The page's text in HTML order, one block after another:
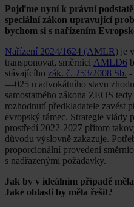
Pojďme nyní k právní
speciální zákon upravující
bychom si s nařízením
Nařízení 2024/1624 (AMLR) je
transponovat, směrnici AMLD6
stávajícího zák. č. 253/2008 Sb. -
—025 u advokátního stavu
samostatného zákona ZEOS
rozhodnutí předkladatele zavést
evropský rámec. Strategie vlády
prostředí 2022-2027 přitom
důvodu výslovně zakazuje.
proporcionální provedení
s nadřazenými požadavky.
Jak by v ideálním případě
Jaké oblasti by měla řešit?